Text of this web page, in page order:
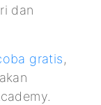
dan
gratis,